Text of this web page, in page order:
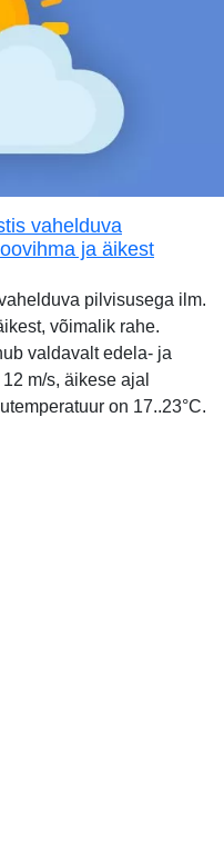
vahelduva
ja äikest
pilvisusega ilm.
võimalik rahe.
valdavalt edela- ja
m/s, äikese ajal
on 17..23°C.